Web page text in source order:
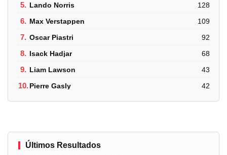
5. Lando Norris 128
6. Max Verstappen 109
7. Oscar Piastri 92
8. Isack Hadjar 68
9. Liam Lawson 43
10.Pierre Gasly 42
Últimos Resultados